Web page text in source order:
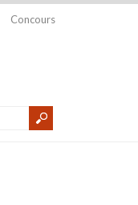
Concours